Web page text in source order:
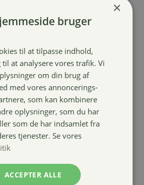
4horses
anatomisk
neopren
dressurgjord
med elastik
×
bruger
til at tilpasse indhold,
til at analysere vores trafik. Vi
om din brug af
med vores annoncerings-
som kan kombinere
oplysninger, som du har
som de har indsamlet fra
tjenester. Se vores
ACCEPTER ALLE